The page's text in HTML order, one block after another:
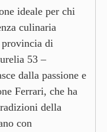
ideale per chi
culinaria
di
53 –
dalla passione e
Ferrari, che ha
della
con